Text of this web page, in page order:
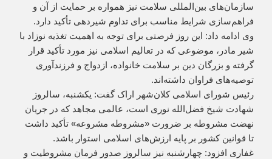
سازمان‌های بین‌المللی سلامت نیز همواره بر حمایت از آن و
فراهم‌سازی شرایط مناسب برای تداوم شیردهی تأکید دارد.
وی ادامه داد: این روز فرصتی برای توجه به اهمیت تغذیه نوزاد با
شیر مادر، موضوعی که در تعالیم اسلامی نیز مورد تأکید قرار
گرفته و بزرگان دین بر سلامت خانواده، ازدواج و فرزندآوری
توصیه‌های فراوان داشته‌اند.
رئیس شورای اسلامی کلان‌شهر اراک گفت: یکشنبه، سالروز
شهادت شیخ فضل‌الله نوری است، عالمی مجاهد که در جریان
نهضت مشروطه بر ضرورت «مشروطه مشروعه» تأکید داشت
تا قوانین کشور بر پایه ارزش‌های اسلامی استوار باشد.
غفاری افزود: چهارشنبه نیز سالروز صدور فرمان مشروطیت و